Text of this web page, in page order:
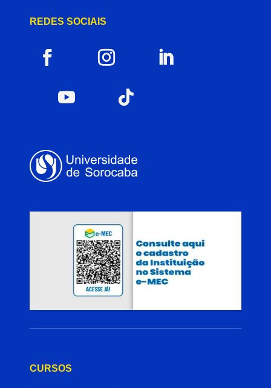
REDES SOCIAIS
CURSOS